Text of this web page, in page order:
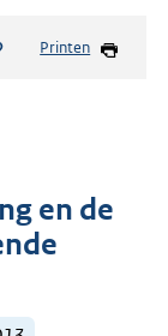
Printen
en de